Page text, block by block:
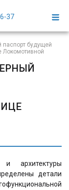
37
паспорт будущей
Локомотивной
и архитектуры
детали